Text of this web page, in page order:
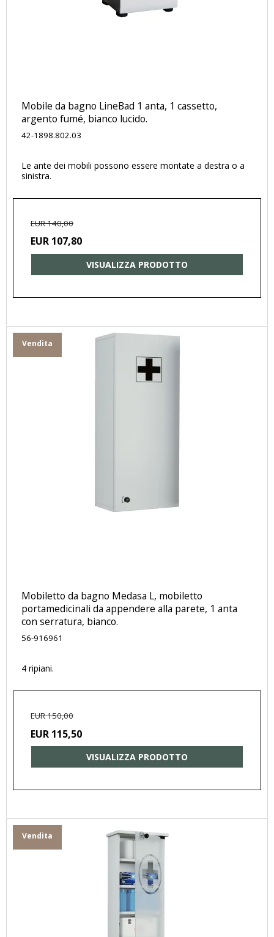
Mobile da bagno LineBad 1 anta, 1 cassetto,
argento fumé, bianco lucido.
42-1898.802.03
Le ante dei mobili possono essere montate a destra o a
sinistra.
EUR 140,00
EUR 107,80
VISUALIZZA PRODOTTO
Vendita
Mobiletto da bagno Medasa L, mobiletto
portamedicinali da appendere alla parete, 1 anta
con serratura, bianco.
56-916961
4 ripiani.
EUR 150,00
EUR 115,50
VISUALIZZA PRODOTTO
Vendita